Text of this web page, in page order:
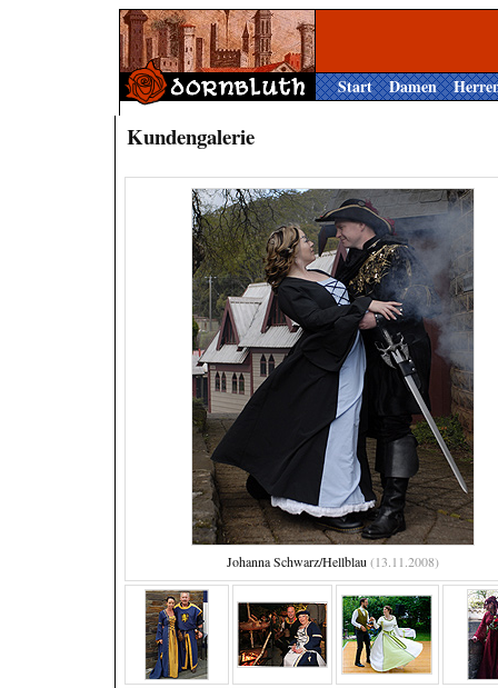
Start Damen
Kundengalerie
Johanna Schwarz/Hellblau (13.11.2008)